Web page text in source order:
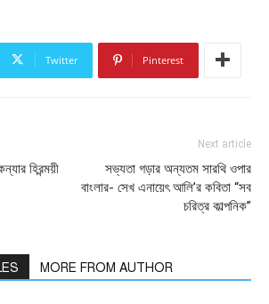
Twitter Pinterest
হিরন্ময়ী
Next article
সভ্যতা গড়ার অন্যতম সারথি ওপার
বাংলার- সেখ এনায়েৎ আলি’র কবিতা “সব
চরিত্র কাল্পনিক”
MORE FROM AUTHOR